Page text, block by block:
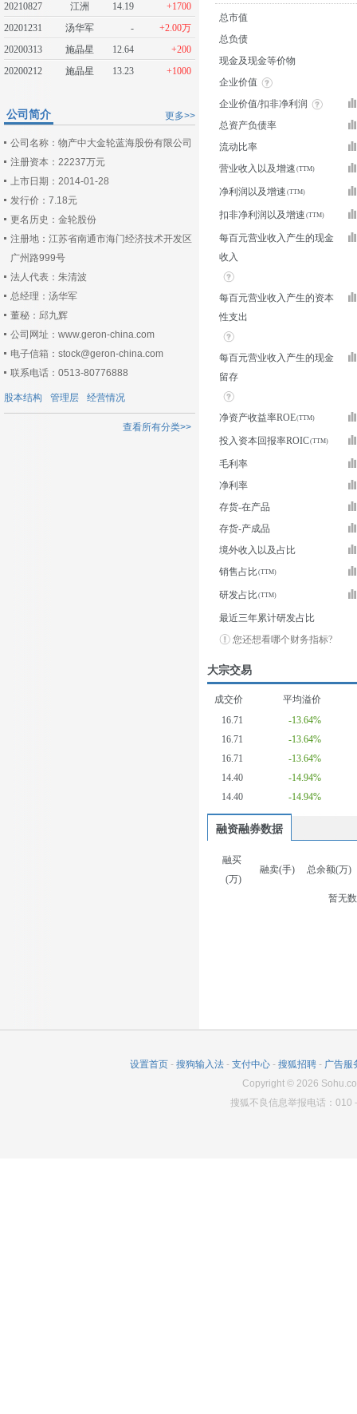
20210827
江洲 14.19
+1700
20201231
汤华军 -
+2.00万
20200313
施晶星 12.64
+200
20200212
施晶星 13.23 +1000
更多>>
公司简介
公司名称：物产中大金轮蓝海股份有限公司
注册资本：22237万元
上市日期：2014-01-28
发行价：7.18元
更名历史：金轮股份
注册地：江苏省南通市海门经济技术开发区
广州路999号
法人代表：朱清波
总经理：汤华军
董秘：邱九辉
公司网址：www.geron-china.com
电子信箱：stock@geron-china.com
联系电话：0513-80776888
股本结构 管理层 经营情况
查看所有分类>>
总市值
总负债
现金及现金等价物
企业价值
企业价值/扣非净利润
总资产负债率
流动比率
营业收入以及增速
净利润以及增速
扣非净利润以及增速
每百元营业收入产生的现金
收入
每百元营业收入产生的资本
性支出
每百元营业收入产生的现金
留存
净资产收益率ROE
投入资本回报率ROIC
毛利率
净利率
存货-在产品
存货-产成品
境外收入以及占比
销售占比
研发占比
最近三年累计研发占比
您还想看哪个财务指标?
大宗交易
成交价
平均溢价
16.71
-13.64%
16.71
-13.64%
16.71
-13.64%
14.40
-14.94%
14.40
-14.94%
融资融券数据
融买
(万)
融卖(手) 总余额(万)
暂无
设置首页 - 搜狗输入法 - 支付中心 - 搜狐招聘 - 广告服
Copyright© 2026
搜狐不良信息举报电话：010